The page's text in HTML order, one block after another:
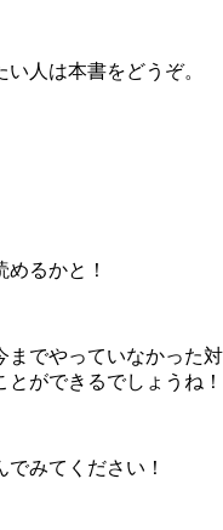
人は本書をどうぞ。
るかと！
までやっていなかった対
ができるでしょうね！
みてください！